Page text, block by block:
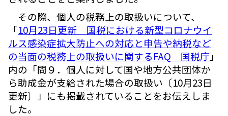
その際、個人の税務上の取扱いについて、
「10月23日更新 国税における新型コロナウイ
ルス感染症拡大防止への対応と申告や納税など
の当面の税務上の取扱いに関するFAQ 国税庁」
内の「問９．個人に対して国や地方公共団体か
ら助成金が支給された場合の取扱い〔10月23日
更新〕」にも掲載されていることをお伝えしま
した。